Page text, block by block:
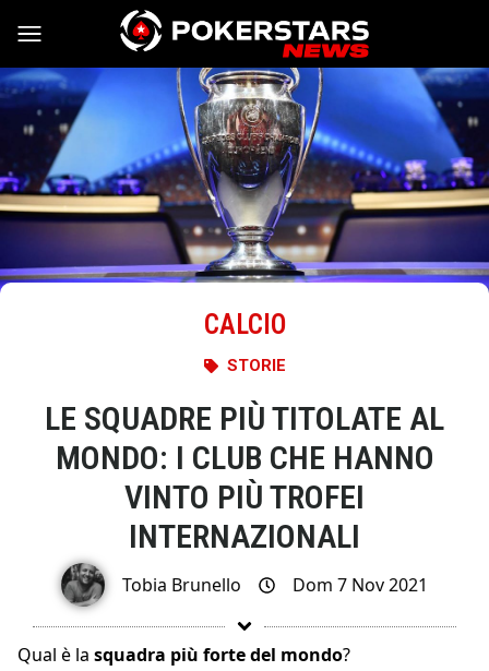
Vai al contenuto
CALCIO
STORIE
LE SQUADRE PIÙ TITOLATE AL
MONDO: I CLUB CHE HANNO
VINTO PIÙ TROFEI
INTERNAZIONALI
Tobia Brunello Dom 7 Nov 2021
Qual è la squadra più forte del mondo?